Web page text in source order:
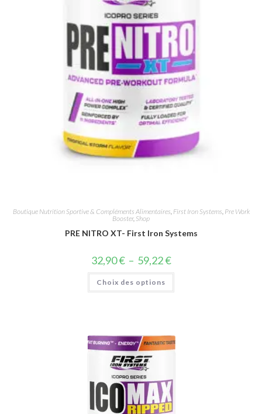
Boutique Nutrition Sportive & Compléments Alimentaires, First Iron Systems, Pre Work
Booster, Shop
PRE NITRO XT- First Iron Systems
32,90€ – 59,22€
Choix des options